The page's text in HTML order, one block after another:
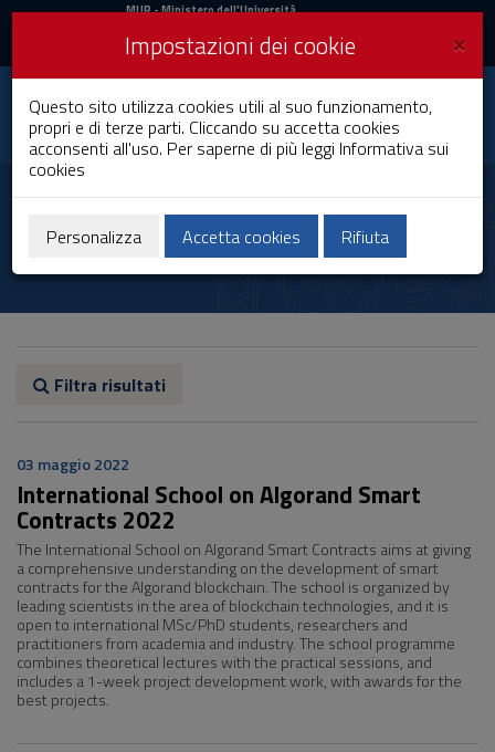
Vai
al
navigazione
sito
Footer
MIUR
Accedi
MUR- Ministero dell'Università
Accedi UniCA News
Toggle
navigation
Università degli
Studi di Cagliari
Massimo Bartoletti
Filtra risultati
03 maggio 2022
International School on Algorand Smart
Contracts 2022
The International School on Algorand Smart Contracts aims at giving
a comprehensive understanding on the development of smart
contracts for the Algorand blockchain. The school is organized by
leading scientists in the area of blockchain technologies, and it is
open to international MSc/PhD students, researchers and
practitioners from academia and industry. The school programme
combines theoretical lectures with the practical sessions, and
includes a 1-week project development work, with awards for the
best projects.
×
Impostazioni dei cookie
Questo sito utilizza cookies utili al suo funzionamento,
propri e di terze parti. Cliccando su accetta cookies
acconsenti all'uso. Per saperne di più leggi Informativa sui
cookies
Personalizza Accetta cookies Rifiuta